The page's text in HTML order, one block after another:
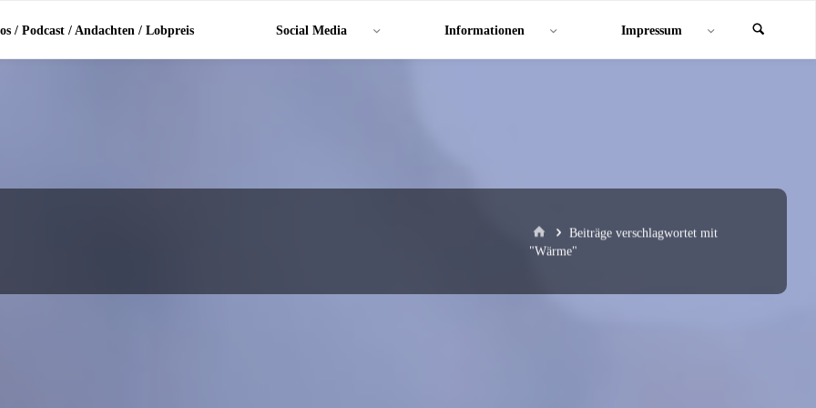
/ Podcast / Andachten / Lobpreis Social Media Informationen Impressum
StartBeiträge verschlagwortet mit
"Wärme"